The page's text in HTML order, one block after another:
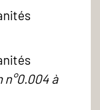
n°0.004 à